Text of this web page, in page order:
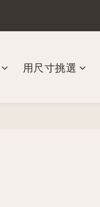
​用尺寸挑選